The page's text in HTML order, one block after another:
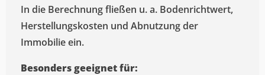
In die Berechnung fließen u. a. Bodenrichtwert,
Herstellungskosten und Abnutzung der
Immobilie ein.
Besonders geeignet für: